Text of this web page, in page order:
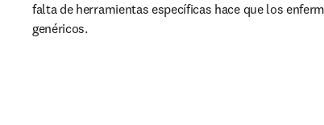
falta de herramientas específicas hace que los
genéricos.